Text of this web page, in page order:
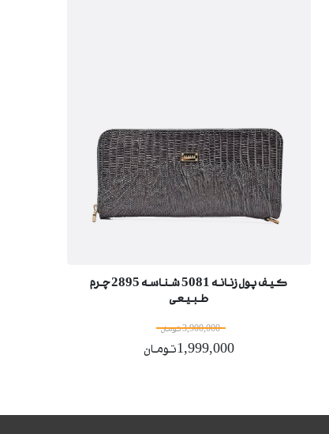
کیف پول زنانه 5081 شناسه 2895 چرم
طبیعی
3,900,000 تومان
1,999,000تومان